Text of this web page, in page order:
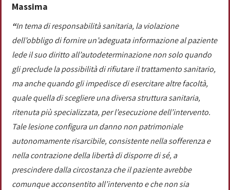
Massima
“In tema di responsabilità sanitaria, la violazione
dell’obbligo di fornire un’adeguata informazione al paziente
lede il suo diritto all’autodeterminazione non solo quando
gli preclude la possibilità di rifiutare il trattamento sanitario,
ma anche quando gli impedisce di esercitare altre facoltà,
quale quella di scegliere una diversa struttura sanitaria,
ritenuta più specializzata, per l’esecuzione dell’intervento.
Tale lesione configura un danno non patrimoniale
autonomamente risarcibile, consistente nella sofferenza e
nella contrazione della libertà di disporre di sé, a
prescindere dalla circostanza che il paziente avrebbe
comunque acconsentito all’intervento e che non sia